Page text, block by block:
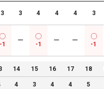
3 3 4 4 4 3
-1
ー
-1
ー ー
-1
14 15 16 17 18
4 3 4 4 5